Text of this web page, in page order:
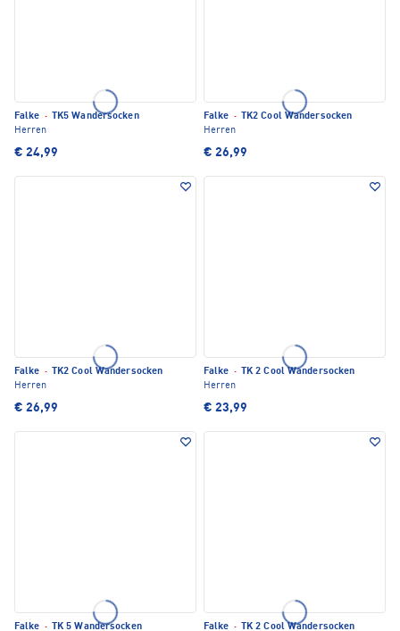
Falke ·
TK5 Wandersocken
Herren
€ 24,99
Falke ·
TK2 Cool Wandersocken
Herren
€ 26,99
Falke ·
TK2 Cool Wandersocken
Herren
€ 26,99
Falke ·
TK 2 Cool Wandersocken
Herren
€ 23,99
Falke ·
TK 5 Wandersocken
Falke ·
TK 2 Cool Wandersocken